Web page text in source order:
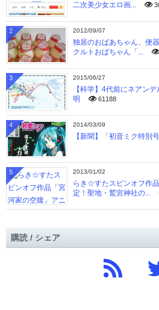
二次美少女エロ画...
2012/09/07
独居のおばあちゃん、便
クルトおばちゃん「...
2
2015/06/27
【科学】4代前にネアン
明
61188
3
2014/03/09
【新聞】「初音ミク特別
4
2013/01/02
らき☆すたスピンオフ作
定！聖地・鷲宮神社の...
5
購読 / シェア